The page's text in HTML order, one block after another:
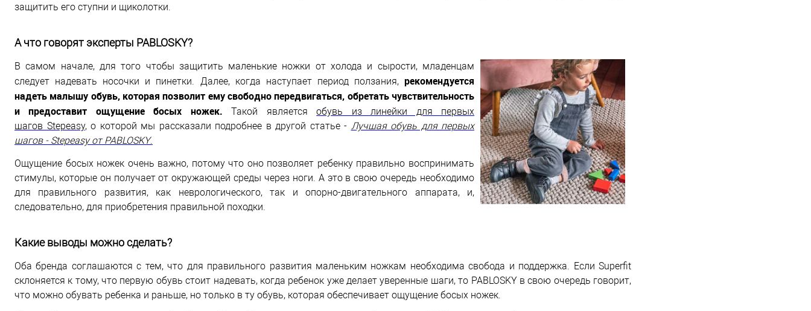
защитить его ступни и щиколотки.
А что говорят эксперты PABLOSKY?
В самом начале, для того чтобы защитить маленькие ножки от холода и сырости, младенцам
следует надевать носочки и пинетки. Далее, когда наступает период ползания, рекомендуется
надеть малышу обувь, которая позволит ему свободно передвигаться, обретать чувствительность
и предоставит ощущение босых ножек. Такой является
обувь из линейки для первых
шагов Stepeasy, о которой мы рассказали подробнее в другой статье - Лучшая обувь для первых
шагов - Stepeasy от PABLOSKY.
Ощущение босых ножек очень важно, потому что оно позволяет ребенку правильно воспринимать
стимулы, которые он получает от окружающей среды через ноги. А это в свою очередь необходимо
для правильного развития, как неврологического, так и опорно-двигательного аппарата, и,
следовательно, для приобретения правильной походки.
Какие выводы можно сделать?
Оба бренда соглашаются с тем, что для правильного развития маленьким ножкам необходима свобода и поддержка. Если Superfit
склоняется к тому, что первую обувь стоит надевать, когда ребенок уже делает уверенные шаги, то PABLOSKY в свою очередь говорит,
что можно обувать ребенка и раньше, но только в ту обувь, которая обеспечивает ощущение босых ножек.